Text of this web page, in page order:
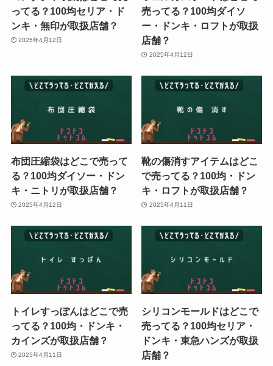
ってる？100均セリア・ド
ンキ・無印が取扱店舗？
2025年4月12日
売ってる？100均ダイソ
ー・ドンキ・ロフトが取扱
店舗？
2025年4月12日
布団圧縮袋はどこで売って
る？100均ダイソー・ドン
キ・ニトリが取扱店舗？
2025年4月12日
靴の傷消すアイテムはどこ
で売ってる？100均・ドン
キ・ロフトが取扱店舗？
2025年4月11日
トイレすっぽんはどこで売
ってる？100均・ドンキ・
カインズが取扱店舗？
2025年4月11日
シリコンモールドはどこで
売ってる？100均セリア・
ドンキ・東急ハンズが取扱
店舗？